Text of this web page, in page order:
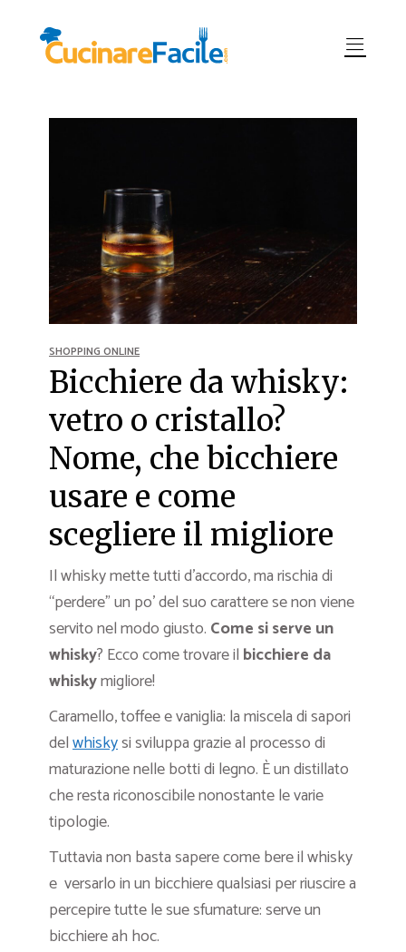
SHOPPING ONLINE
Bicchiere da whisky:
vetro o cristallo?
Nome, che bicchiere
usare e come
scegliere il migliore
Il whisky mette tutti d’accordo, ma rischia di
“perdere” un po’ del suo carattere se non viene
servito nel modo giusto. Come si serve un
whisky? Ecco come trovare il bicchiere da
whiskymigliore!
Caramello, toffee e vaniglia: la miscela di sapori
delwhiskysi sviluppa grazie al processo di
maturazione nelle botti di legno. È un distillato
che resta riconoscibile nonostante le varie
tipologie.
Tuttavia non basta sapere come bere il whisky
e versarlo in un bicchiere qualsiasi per riuscire a
percepire tutte le sue sfumature: serve un
bicchiere ah hoc.